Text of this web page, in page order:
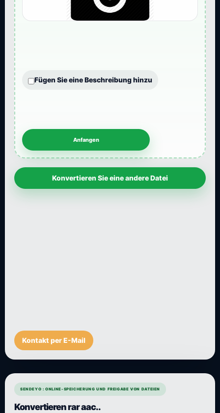
Fügen Sie eine Beschreibung hinzu
Konvertieren Sie eine andere Datei
Kontakt per E-Mail
SENDEYO : ONLINE-SPEICHERUNG UND FREIGABE VON DATEIEN
Konvertieren rar aac..